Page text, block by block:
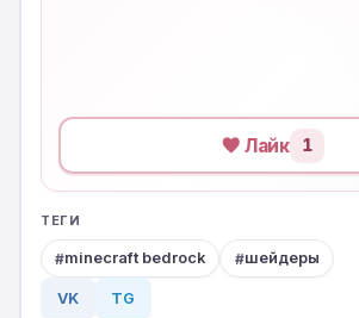
Лайк 1
ТЕГИ
minecraft bedrock шейдеры
VK TG